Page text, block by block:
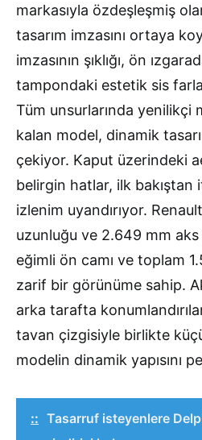
markasıyla özdeşleşmiş
tasarım imzasını ortaya
imzasının şıklığı, ön
tampondaki estetik sis
Tüm unsurlarında yenilikçi
kalan model, dinamik
çekiyor. Kaput üzerindeki
belirgin hatlar, ilk bakıştan
izlenim uyandırıyor.
uzunluğu ve 2.649 mm aks
eğimli ön camı ve toplam
zarif bir görünüme sahip.
arka tarafta
tavan çizgisiyle birlikte
modelin dinamik yapısını
:: Tasarruf isteyenlere